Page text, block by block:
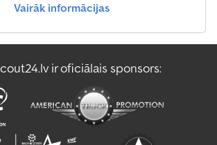
Vairāk informācijas
ir oficiālais sponsors: